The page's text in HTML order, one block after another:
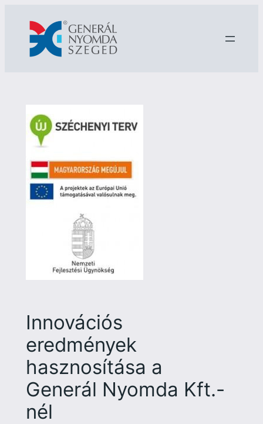
tartalomhoz
Innovációs
eredmények
hasznosítása a
Generál Nyomda Kft.-
nél